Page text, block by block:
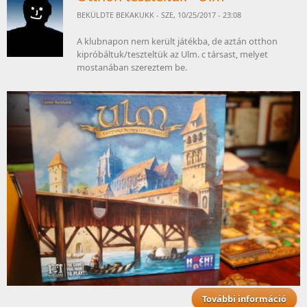
BEKÜLDTE BEKAKUKK - SZE, 10/25/2017 - 23:08
A klubnapon nem került játékba, de aztán otthon
kipróbáltuk/teszteltük az Ulm. c társast, melyet
mostanában szereztem be.
További információ